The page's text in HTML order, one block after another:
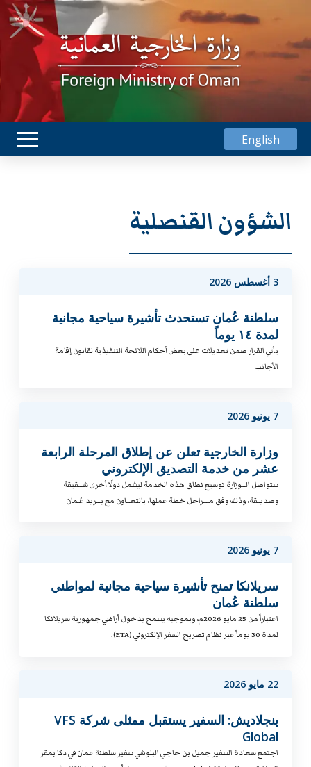
English
الشؤون القنصلية
3 أغسطس 2026
سلطنة عُمان تستحدث تأشيرة سياحية مجانية
لمدة ١٤ يوماً
يأتي القرار ضمن تعديلات على بعض أحكام اللائحة التنفيذية لقانون إقامة
الأجانب
7 يونيو 2026
وزارة الخارجية تعلن عن إطلاق المرحلة الرابعة
عشر من خدمة التصديق الإلكتروني
ستواصل الـــوزارة توسيع نطاق هذه الخدمة ليشمل دولًا أخرى شـــقيقة
وصديــقة، وذلك وفق مــــراحل خطة عملها، بالتعـــاون مع بـــريد عُـمان
7 يونيو 2026
سريلانكا تمنح تأشيرة سياحية مجانية لمواطني
سلطنة عُمان
اعتباراً من 25 مايو 2026م، وبموجبه يسمح بدخول أراضي جمهورية سريلانكا
لمدة 30 يوماً عبر نظام تصريح السفر الإلكتروني (ETA).
22 مايو 2026
بنجلاديش: السفير يستقبل ممثلى شركة VFS
Global
اجتمع سعادة السفير جميل بن حاجي البلوشي سفير سلطنة عمان في دكا بمقر